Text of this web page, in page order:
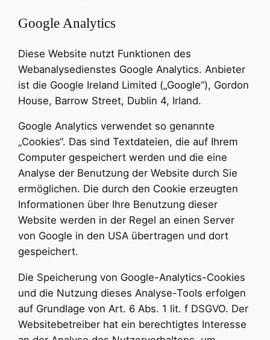
Google Analytics
Diese Website nutzt Funktionen des
Webanalysedienstes Google Analytics. Anbieter
ist die Google Ireland Limited („Google“), Gordon
House, Barrow Street, Dublin 4, Irland.
Google Analytics verwendet so genannte
„Cookies“. Das sind Textdateien, die auf Ihrem
Computer gespeichert werden und die eine
Analyse der Benutzung der Website durch Sie
ermöglichen. Die durch den Cookie erzeugten
Informationen über Ihre Benutzung dieser
Website werden in der Regel an einen Server
von Google in den USA übertragen und dort
gespeichert.
Die Speicherung von Google-Analytics-Cookies
und die Nutzung dieses Analyse-Tools erfolgen
auf Grundlage von Art. 6 Abs. 1 lit. f DSGVO. Der
Websitebetreiber hat ein berechtigtes Interesse